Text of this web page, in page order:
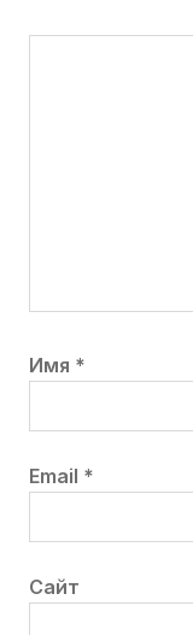
Имя *
Email *
Сайт